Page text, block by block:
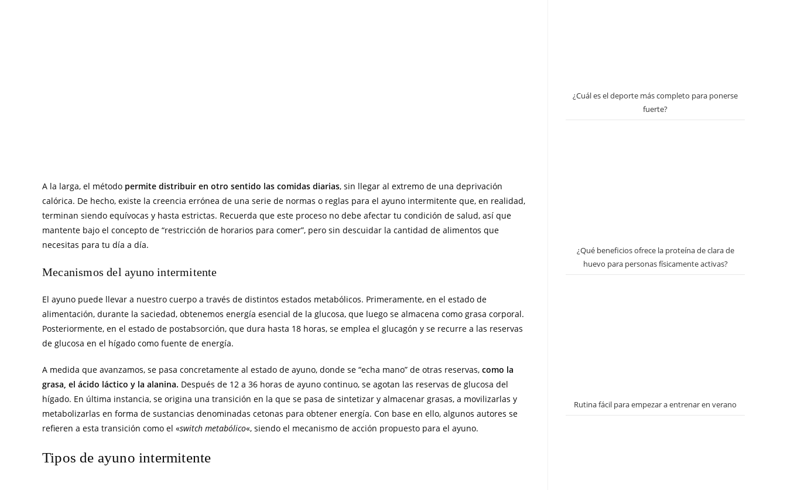
A la larga, el método permite distribuir en otro sentido las comidas diarias, sin llegar al extremo de una deprivación
calórica. De hecho, existe la creencia errónea de una serie de normas o reglas para el ayuno intermitente que, en realidad,
terminan siendo equívocas y hasta estrictas. Recuerda que este proceso no debe afectar tu condición de salud, así que
mantente bajo el concepto de “restricción de horarios para comer”, pero sin descuidar la cantidad de alimentos que
necesitas para tu día a día.
Mecanismos del ayuno intermitente
El ayuno puede llevar a nuestro cuerpo a través de distintos estados metabólicos. Primeramente, en el estado de
alimentación, durante la saciedad, obtenemos energía esencial de la glucosa, que luego se almacena como grasa corporal.
Posteriormente, en el estado de postabsorción, que dura hasta 18 horas, se emplea el glucagón y se recurre a las reservas
de glucosa en el hígado como fuente de energía.
A medida que avanzamos, se pasa concretamente al estado de ayuno, donde se “echa mano” de otras reservas, como la
grasa, el ácido láctico y la alanina. Después de 12 a 36 horas de ayuno continuo, se agotan las reservas de glucosa del
hígado. En última instancia, se origina una transición en la que se pasa de sintetizar y almacenar grasas, a movilizarlas y
metabolizarlas en forma de sustancias denominadas cetonas para obtener energía. Con base en ello, algunos autores se
refieren a esta transición como el «switch metabólico«, siendo el mecanismo de acción propuesto para el ayuno.
Tipos de ayuno intermitente
¿Cuál es el deporte más completo para ponerse
fuerte?
¿Qué beneficios ofrece la proteína de clara de
huevo para personas físicamente activas?
Rutina fácil para empezar a entrenar en verano